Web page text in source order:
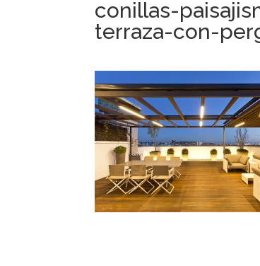
conillas-
terraza-con-